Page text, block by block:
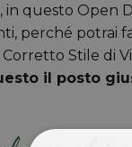
questo Open
perché potrai
Stile di
il posto